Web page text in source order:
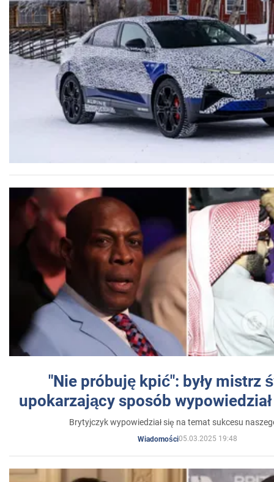
"Nie próbuję kpić": były mistrz
upokarzający sposób
Brytyjczyk wypowiedział się na temat sukcesu
Wiadomości05.03.2025 19:48